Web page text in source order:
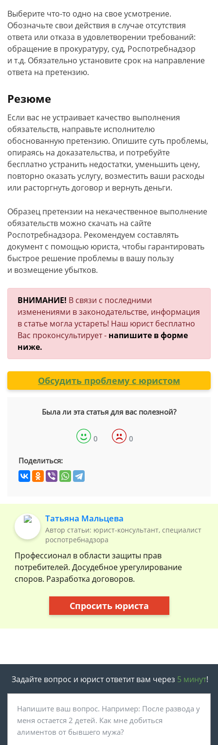
Выберите что-то одно на свое усмотрение.
Обозначьте свои действия в случае отсутствия
ответа или отказа в удовлетворении требований:
обращение в прокуратуру, суд, Роспотребнадзор
и т.д. Обязательно установите срок на направление
ответа на претензию.
Резюме
Если вас не устраивает качество выполнения
обязательств, направьте исполнителю
обоснованную претензию. Опишите суть проблемы,
опираясь на доказательства, и потребуйте
бесплатно устранить недостатки, уменьшить цену,
повторно оказать услугу, возместить ваши расходы
или расторгнуть договор и вернуть деньги.
Образец претензии на некачественное выполнение
обязательств можно скачать на сайте
Роспотребнадзора. Рекомендуем составлять
документ с помощью юриста, чтобы гарантировать
быстрое решение проблемы в вашу пользу
и возмещение убытков.
ВНИМАНИЕ! В связи с последними
изменениями в законодательстве, информация
в статье могла устареть! Наш юрист бесплатно
Вас проконсультирует - напишите в форме
ниже.
Обсудить проблему с юристом
Была ли эта статья для вас полезной?
0 0
Поделиться:
Татьяна Мальцева
Автор статьи: юрист-консультант, специалист
роспотребнадзора
Профессионал в области защиты прав
потребителей. Досудебное урегулирование
споров. Разработка договоров.
Спросить юриста
Задайте вопрос и юрист ответит вам через 5 минут!